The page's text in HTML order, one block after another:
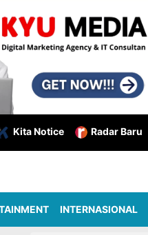
Kita Notice Radar Baru
INTERNASIONAL